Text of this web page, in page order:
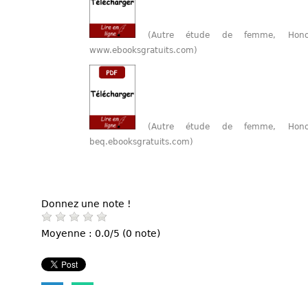
(Autre étude de femme,
www.ebooksgratuits.com)
(Autre étude de femme,
beq.ebooksgratuits.com)
Donnez une note !
Moyenne : 0.0/5 (0 note)